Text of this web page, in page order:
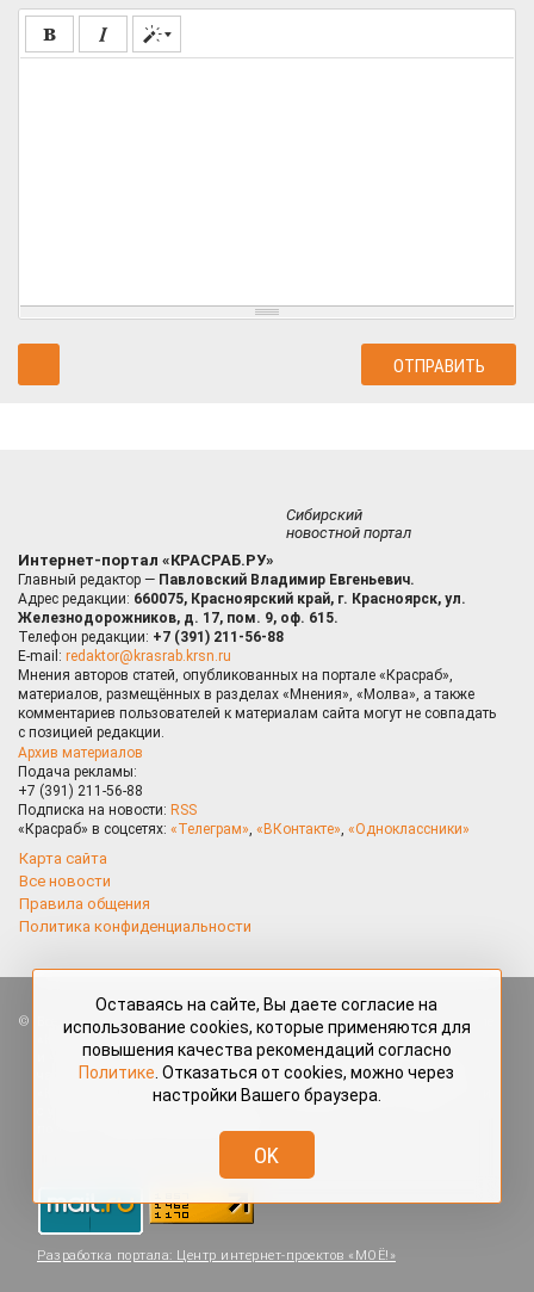
Сибирский
новостной портал
Интернет-портал «КРАСРАБ.РУ»
Главный редактор — Павловский Владимир Евгеньевич.
Адрес редакции: 660075, Красноярский край, г. Красноярск, ул.
Железнодорожников, д. 17, пом. 9, оф. 615.
Телефон редакции: +7 (391) 211-56-88
E-mail: redaktor@krasrab.krsn.ru
Мнения авторов статей, опубликованных на портале «Красраб»,
материалов, размещённых в разделах «Мнения», «Молва», а также
комментариев пользователей к материалам сайта могут не совпадать
с позицией редакции.
Архив материалов
Подача рекламы:
+7 (391) 211-56-88
Подписка на новости: RSS
«Красраб» в соцсетях: «Телеграм», «ВКонтакте», «Одноклассники»
Карта сайта
Все новости
Правила общения
Политика конфиденциальности
Все права защищены. Любые материалы, размещённые на портале
«Красраб.ру» сотрудниками редакции, нештатными авторами
и читателями, являются объектами авторского права. Полное или
частичное использование материалов, размещённых на портале
«Красраб.ру», допускается только с письменного согласия редакции
redaktor@krasrab.krsn.ru.
Разработка портала: Центр интернет-проектов «МОЁ!»
Оставаясь на сайте, Вы даете согласие на
использование cookies, которые применяются для
повышения качества рекомендаций согласно
Политике . Отказаться от cookies, можно через
настройки Вашего браузера.
OK